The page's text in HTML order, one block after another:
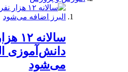
دانش‌آموزی
می‌شود